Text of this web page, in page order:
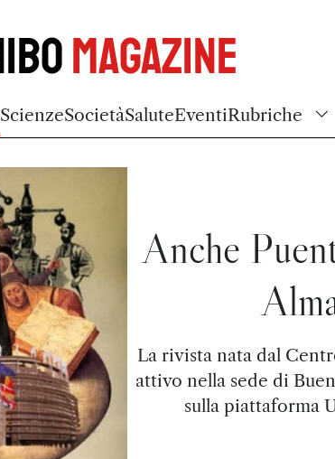
Magazine
ScienzeSocietàSaluteEventiRubriche
Anche
La rivista nata dal
attivo nella sede di
sulla piattaforma